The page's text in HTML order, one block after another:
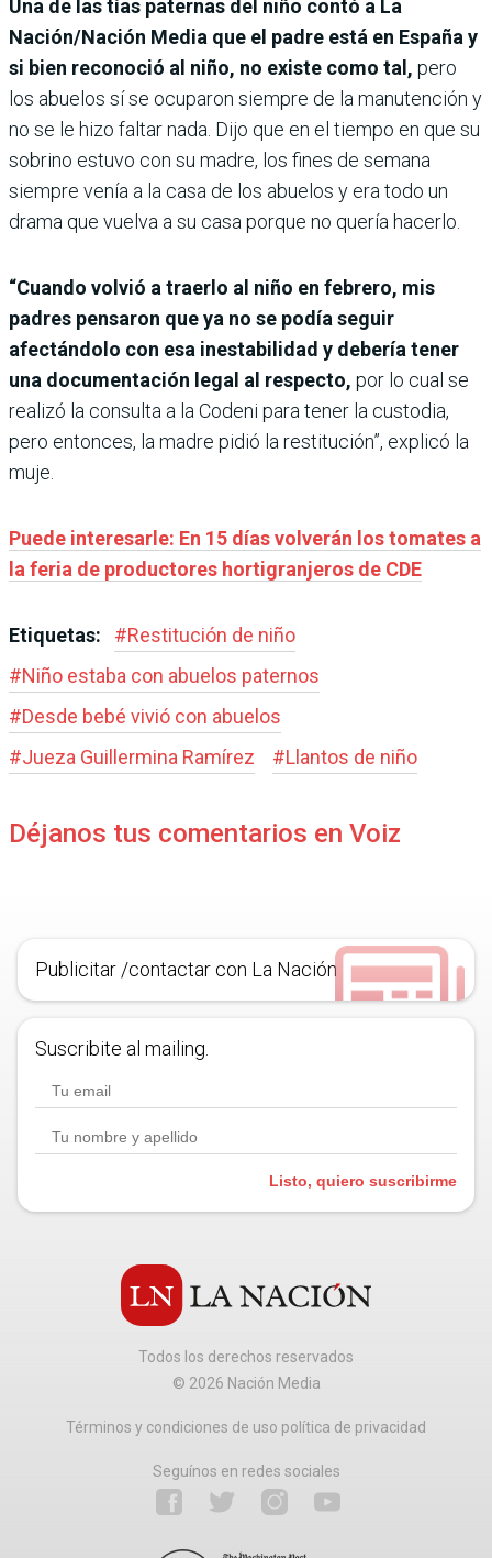
Una de las tías paternas del niño contó a La
Nación/Nación Media que el padre está en España y
si bien reconoció al niño, no existe como tal, pero
los abuelos sí se ocuparon siempre de la manutención y
no se le hizo faltar nada. Dijo que en el tiempo en que su
sobrino estuvo con su madre, los fines de semana
siempre venía a la casa de los abuelos y era todo un
drama que vuelva a su casa porque no quería hacerlo.
“Cuando volvió a traerlo al niño en febrero, mis
padres pensaron que ya no se podía seguir
afectándolo con esa inestabilidad y debería tener
una documentación legal al respecto, por lo cual se
realizó la consulta a la Codeni para tener la custodia,
pero entonces, la madre pidió la restitución”, explicó la
muje.
Puede interesarle: En 15 días volverán los tomates a
la feria de productores hortigranjeros de CDE
Etiquetas: #Restitución de niño
#Niño estaba con abuelos paternos
#Desde bebé vivió con abuelos
#Jueza Guillermina Ramírez #Llantos de niño
Déjanos tus comentarios en Voiz
Publicitar /contactar con La Nación
Suscribite al mailing.
Listo, quiero suscribirme
Todos los derechos reservados
© 2026 Nación Media
Términos y condiciones de uso política de privacidad
Seguínos en redes sociales